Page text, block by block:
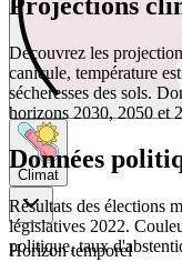
Climat
Horizon temporel
Découvrez les
canicule, température
sécheresses des sols.
horizons 2030, 2050 et
Données
Résultats des élections
législatives 2022.
politique, taux